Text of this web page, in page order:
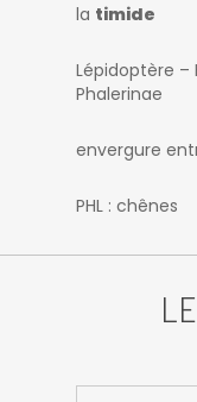
la timide
Lépidoptère
Phalerinae
envergure
PHL : chênes